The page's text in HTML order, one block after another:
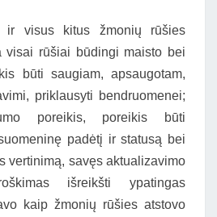
ir visus kitus žmonių rūšies
visai rūšiai būdingi maisto bei
būti saugiam, apsaugotam,
priklausyti bendruomenei;
poreikis, poreikis būti
padėtį ir statusą bei
vertinimą, savęs aktualizavimo
išreikšti ypatingas
kaip žmonių rūšies atstovo